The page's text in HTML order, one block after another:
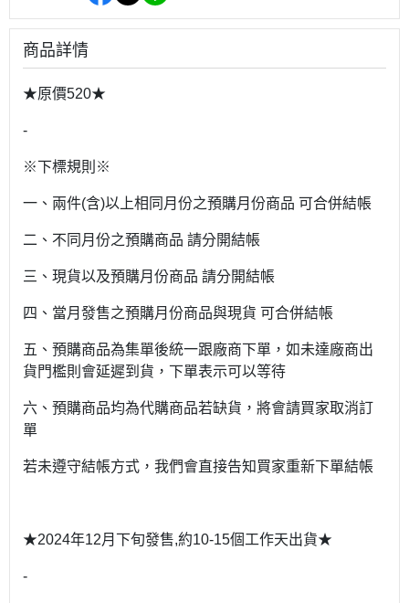
商品詳情
★原價520★
-
※下標規則※
一、兩件(含)以上相同月份之預購月份商品 可合併結帳
二、不同月份之預購商品 請分開結帳
三、現貨以及預購月份商品 請分開結帳
四、當月發售之預購月份商品與現貨 可合併結帳
五、預購商品為集單後統一跟廠商下單，如未達廠商出
貨門檻則會延遲到貨，下單表示可以等待
六、預購商品均為代購商品若缺貨，將會請買家取消訂
單
若未遵守結帳方式，我們會直接告知買家重新下單結帳
★2024年12月下旬發售,約10-15個工作天出貨★
-